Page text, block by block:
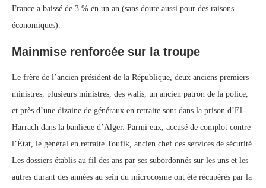
France a baissé de 3 % en un an (sans doute aussi pour des raisons
économiques).
Mainmise renforcée sur la troupe
Le frère de l’ancien président de la République, deux anciens premiers
ministres, plusieurs ministres, des walis, un ancien patron de la police,
et près d’une dizaine de généraux en retraite sont dans la prison d’El-
Harrach dans la banlieue d’Alger. Parmi eux, accusé de complot contre
l’État, le général en retraite Toufik, ancien chef des services de sécurité.
Les dossiers établis au fil des ans par ses subordonnés sur les uns et les
autres durant des années au sein du microcosme ont été récupérés par la